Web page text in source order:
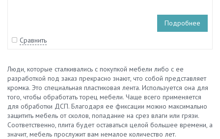
Подробнее
Сравнить
Люди, которые сталкивались с покупкой мебели либо с ее
разработкой под заказ прекрасно знают, что собой представляет
кромка. Это специальная пластиковая лента. Используется она для
того, чтобы обработать торец мебели. Чаще всего применяется
для обработки ДСП. Благодаря ее фиксации можно максимально
защитить мебель от сколов, попадание на срез влаги или грязи.
Соответственно, плита будет оставаться целой большее времени, а
значит, мебель прослужит вам немалое количество лет.